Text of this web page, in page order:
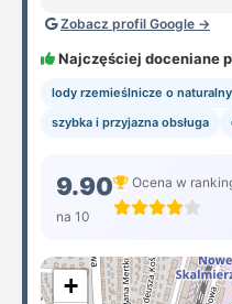
Zobacz profil Google →
Najczęściej doceniane
lody rzemieślnicze o
szybka i przyjazna obsługa
9.90
na 10
Ocena w
+